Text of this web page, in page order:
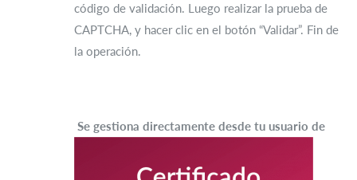
código de validación. Luego realizar la prueba de
CAPTCHA, y hacer clic en el botón “Validar”. Fin de
la operación.
Se gestiona directamente desde tu usuario de